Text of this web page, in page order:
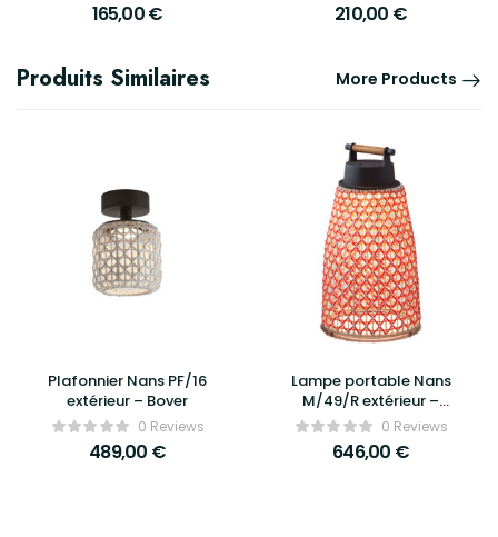
165,00€ 210,00 €
Produits Similaires More Products
Plafonnier Nans PF/16
extérieur – Bover
0 Reviews
489,00 €
Lampe portable Nans
M/49/R extérieur –
Bover0 Reviews
646,00 €